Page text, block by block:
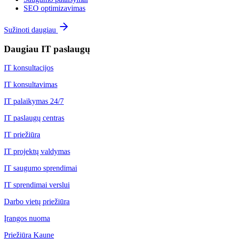
SEO optimizavimas
Sužinoti daugiau
Daugiau IT paslaugų
IT konsultacijos
IT konsultavimas
IT palaikymas 24/7
IT paslaugų centras
IT priežiūra
IT projektų valdymas
IT saugumo sprendimai
IT sprendimai verslui
Darbo vietų priežiūra
Įrangos nuoma
Priežiūra Kaune